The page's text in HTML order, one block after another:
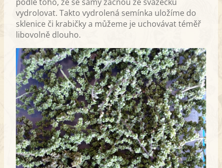
podle toho, že se samy začnou ze svazečků
vydrolovat. Takto vydrolená semínka uložíme do
sklenice či krabičky a můžeme je uchovávat téměř
libovolně dlouho.